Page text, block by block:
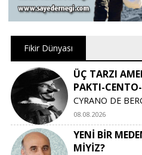
Fikir Dünyası
ÜÇ TARZI
PAKTI-
CYRANO DE
08.08.2026
YENİ BİR
MİYİZ?